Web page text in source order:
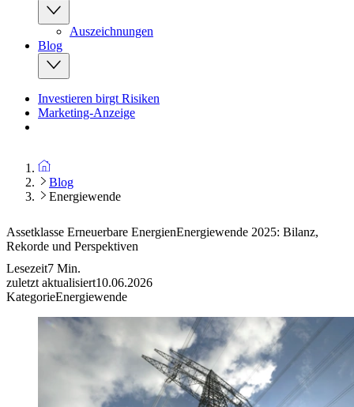
Auszeichnungen
Blog
Investieren birgt Risiken
Marketing-Anzeige
Blog
Energiewende
Assetklasse Erneuerbare EnergienEnergiewende 2025: Bilanz,
Rekorde und Perspektiven
Lesezeit7 Min.
zuletzt aktualisiert10.06.2026
KategorieEnergiewende